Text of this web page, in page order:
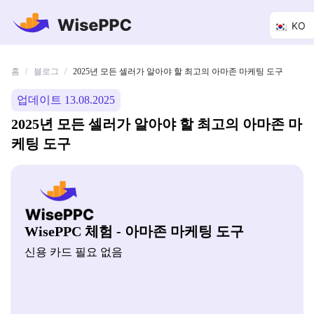
KO
홈 / 블로그 / 2025년 모든 셀러가 알아야 할 최고의 아마존 마케팅 도구
업데이트 13.08.2025
2025년 모든 셀러가 알아야 할 최고의 아마존 마
케팅 도구
WisePPC 체험 - 아마존 마케팅 도구
신용 카드 필요 없음